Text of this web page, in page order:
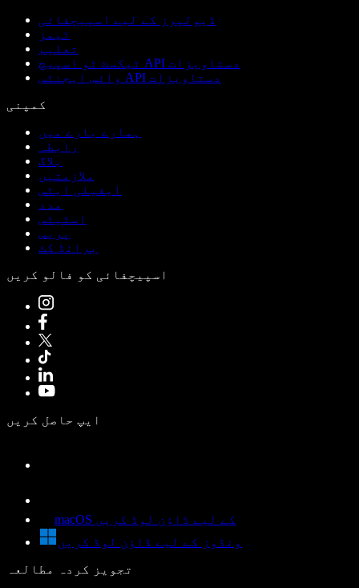
ڈیولپرز کے لیے اسپیچفائی
ٹیمز
تعلیم
ٹیکسٹ ٹو اسپیچ API دستاویزات
وائس ایجنٹس API دستاویزات
کمپنی
ہمارے بارے میں
رابطہ
بلاگ
ملازمتیں
ایفیلی ایٹس
مدد
اسٹیٹس
پریس
برانڈ کٹ
اسپیچفائی کو فالو کریں
ایپ حاصل کریں
macOS کے لیے ڈاؤن لوڈ کریں
ونڈوز کے لیے ڈاؤن لوڈ کریں
تجویز کردہ مطالعہ